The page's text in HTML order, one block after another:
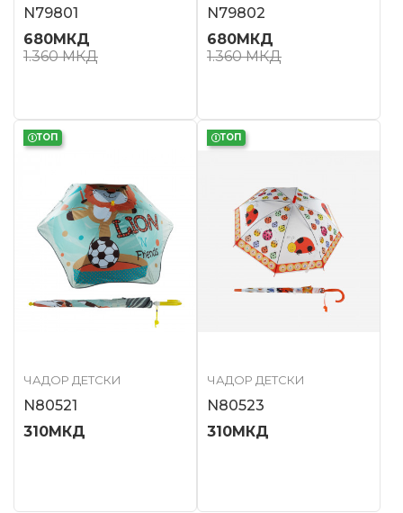
N79801
680МКД
1.360МКД
N79802
680МКД
1.360МКД
ТОП
ЧАДОР ДЕТСКИ
N80521
310МКД
ТОП
ЧАДОР ДЕТСКИ
N80523
310МКД